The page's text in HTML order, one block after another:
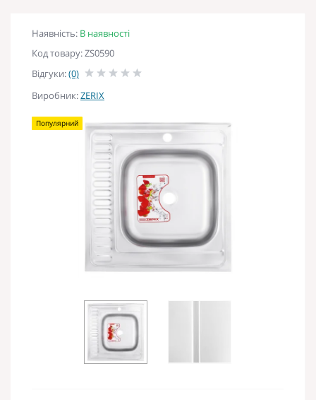
Наявність: В наявності
Код товару: ZS0590
Відгуки:(0)
Виробник:ZERIX
Популярний